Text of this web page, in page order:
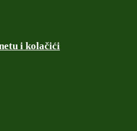
i kolačići